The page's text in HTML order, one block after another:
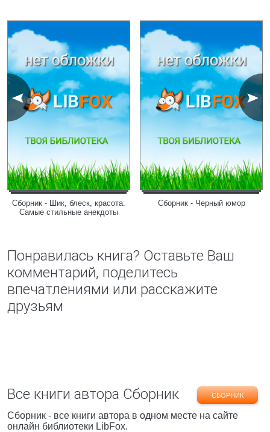
Сборник - Шик, блеск, красота.
Самые стильные анекдоты
Сборник - Черный юмор
Понравилась книга? Оставьте Ваш
комментарий, поделитесь
впечатлениями или расскажите
друзьям
Все книги автора Сборник СБОРНИК
Сборник - все книги автора в одном месте на сайте
онлайн библиотеки LibFox.